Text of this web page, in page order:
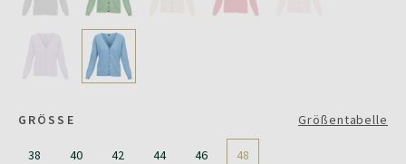
GRÖSSE Größentabelle
38 40 42 44 46 48